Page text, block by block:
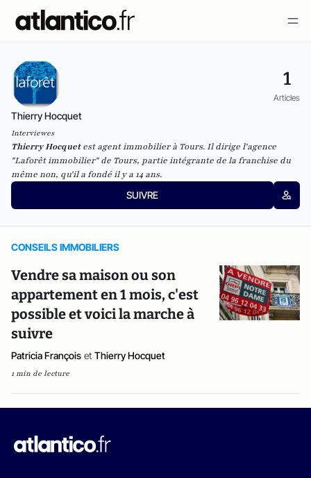
1
Articles
Thierry Hocquet
Interviewes
Thierry Hocquetest agent immobilier à Tours. Il dirige l'agence
"Laforêt immobilier" de Tours, partie intégrante de la franchise du
même non, qu'il a fondé il y a 14 ans.
SUIVRE
CONSEILS IMMOBILIERS
Vendre sa maison ou son
appartement en 1 mois, c'est
possible et voici la marche à
suivre
Patricia François et Thierry Hocquet
1 min de lecture